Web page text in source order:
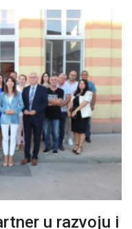
u razvoju i